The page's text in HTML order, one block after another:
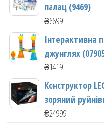
палац (9469)
₴6699
Інтерактивна
джунглях
₴1419
Конструктор
зоряний
₴24999